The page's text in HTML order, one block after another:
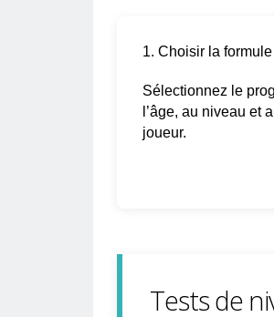
1. Choisir la formule
Sélectionnez le
l’âge, au niveau et
joueur.
Tests de